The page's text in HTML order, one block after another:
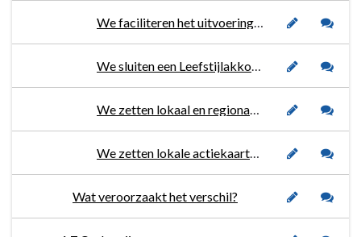
We faciliteren het uitvoeringsprogramma volksgezondheid en preventie -en handhavingsplan alcohol Brabantse Wal.
We sluiten een Leefstijlakkoord (combinatie sport- en preventieakkoord).
We zetten lokaal en regionaal in op een coalitie Kansrijke Start om kinderen de eerste 1000 dagen van het leven een zo goed mogelijke start te bieden.
We zetten lokale actiekaarten 'preventie gezondheid' in.
Wat veroorzaakt het verschil?